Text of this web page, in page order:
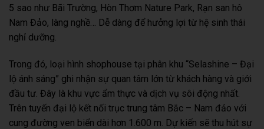
5 sao như Bãi Trường, Hòn Thơm Nature Park, Rạn san hô
Nam Đảo, làng nghề… Dễ dàng để hưởng lợi từ hệ sinh thái
nghỉ dưỡng.
Trong đó, loại hình shophouse tại phân khu “Selashine – Đại
lộ ánh sáng” ghi nhận sự quan tâm lớn từ khách hàng và giới
đầu tư. Đây là khu vực ẩm thực và dịch vụ sôi động nhất.
Trên tuyến đại lộ kết nối trục trung tâm Bắc – Nam đảo với
cung đường ven biển dài hơn 1.600 m. Dự kiến sẽ thu hút sự